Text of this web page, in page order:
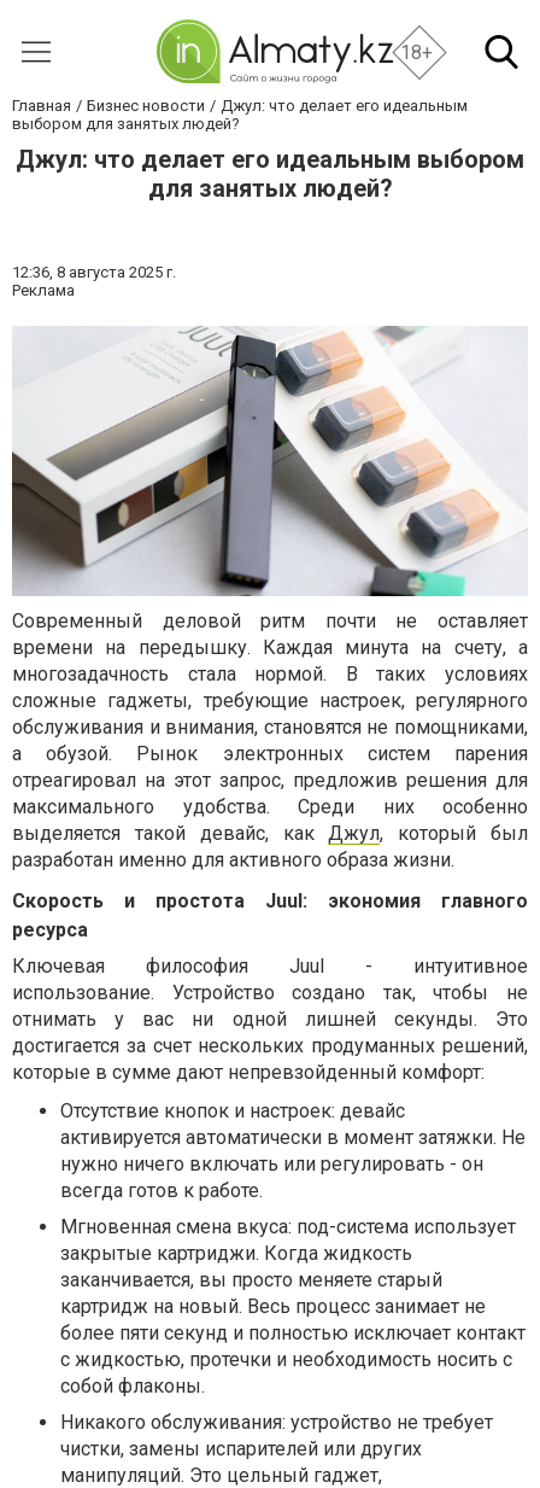
18+
Главная Бизнес новости
Джул: что делает его идеальным
выбором для занятых людей?
Джул: что делает его идеальным выбором
для занятых людей?
12:36, 8 августа 2025 г.
Реклама
Современный деловой ритм почти не оставляет
времени на передышку. Каждая минута на счету, а
многозадачность стала нормой. В таких условиях
сложные гаджеты, требующие настроек, регулярного
обслуживания и внимания, становятся не помощниками,
а обузой. Рынок электронных систем парения
отреагировал на этот запрос, предложив решения для
максимального удобства. Среди них особенно
выделяется такой девайс, как Джул, который был
разработан именно для активного образа жизни.
Скорость и простота Juul: экономия главного
ресурса
Ключевая философия Juul - интуитивное
использование. Устройство создано так, чтобы не
отнимать у вас ни одной лишней секунды. Это
достигается за счет нескольких продуманных решений,
которые в сумме дают непревзойденный комфорт:
Отсутствие кнопок и настроек: девайс
активируется автоматически в момент затяжки. Не
нужно ничего включать или регулировать - он
всегда готов к работе.
Мгновенная смена вкуса: под-система использует
закрытые картриджи. Когда жидкость
заканчивается, вы просто меняете старый
картридж на новый. Весь процесс занимает не
более пяти секунд и полностью исключает контакт
с жидкостью, протечки и необходимость носить с
собой флаконы.
Никакого обслуживания: устройство не требует
чистки, замены испарителей или других
манипуляций. Это цельный гаджет,